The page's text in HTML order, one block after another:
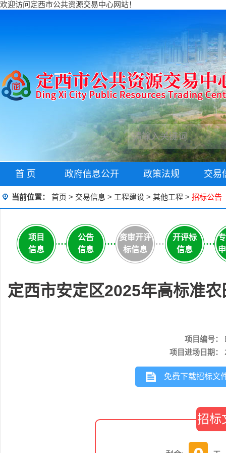
欢迎访问定西市公共资源交易中心网站！
首 页 政府信息公开 政策法规 交易
当前位置： 首页 > 交易信息 > 工程建设 > 其他工程 > 招标公告
项目
信息
公告
信息
资审开评
标信息
开评标
信息
定西市安定区2025年高标准
项目编号：
项目进场日期：
免费下载招标文
招标